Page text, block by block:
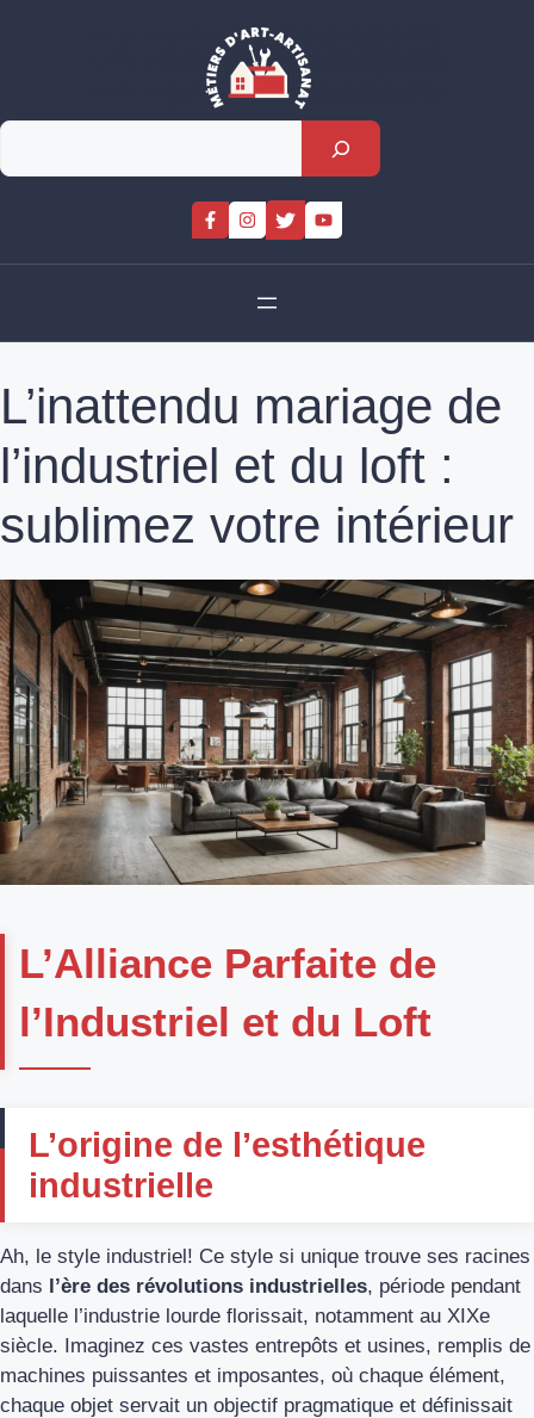
Rechercher
L’inattendu mariage de
l’industriel et du loft :
sublimez votre intérieur
L’Alliance Parfaite de
l’Industriel et du Loft
L’origine de l’esthétique
industrielle
Ah, le style industriel! Ce style si unique trouve ses racines
dans l’ère des révolutions industrielles, période pendant
laquelle l’industrie lourde florissait, notamment au XIXe
siècle. Imaginez ces vastes entrepôts et usines, remplis de
machines puissantes et imposantes, où chaque élément,
chaque objet servait un objectif pragmatique et définissait